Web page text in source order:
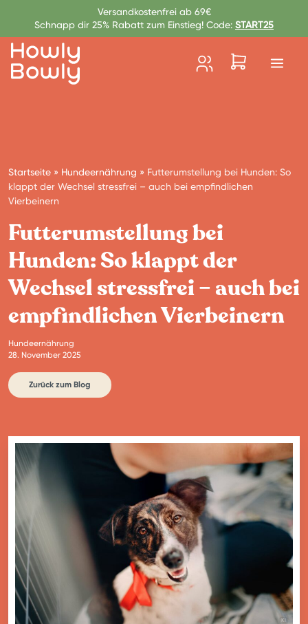
Zum Inhalt springenVersandkostenfrei ab 69€
Schnapp dir 25% Rabatt zum Einstieg! Code: START25
Startseite » Hundeernährung » Futterumstellung bei Hunden: So
klappt der Wechsel stressfrei – auch bei empfindlichen
Vierbeinern
Futterumstellung bei
Hunden: So klappt der
Wechsel stressfrei – auch bei
empfindlichen Vierbeinern
Hundeernährung
28. November 2025
Zurück zum Blog
KIBILD MIT